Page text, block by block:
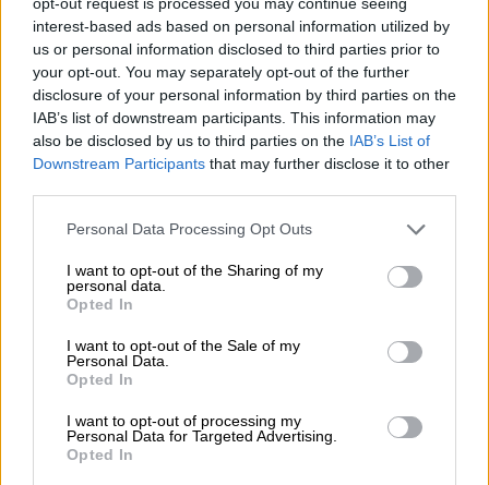
interest-based ads based on personal information utilized by
us or personal information disclosed to third parties prior to
your opt-out. You may separately opt-out of the further
disclosure of your personal information by third parties on the
IAB’s list of downstream participants. This information may
also be disclosed by us to third parties on the IAB’s List of
Downstream Participants that may further disclose it to other
Please note that this website/app uses one or more Google
not limited to your visit or usage behaviour. You may click to
grant or deny consent to Google and its third-party tags to
use your data for below specified purposes in below Google
consent section.
Personal Data Processing Opt Outs
I want to opt-out of the Sharing of my
personal data.
Opted In
I want to opt-out of the Sale of my
Personal Data.
Opted In
I want to opt-out of processing my
Personal Data for Targeted Advertising.
Opted In
τελικά επενέβη η φρουρά.
Ο Παύλος Πολάκης αρχικά πλησίασε προς το
μέρος του κ.Γεωργιάδηκαι του είπε: «την
Τρίτη που θα έρθω (εννοούσε στον
Αναπτυξιακό Νόμο) να φοράς τσίγκινο». Στη
συνέχεια ακολούθησε ο εξής διάλογος σε
πολύ έντονο ύφος:
ευρώ αν δεν πεις συγγνώμη»
υπόθεσή σου από το αρχείο»
Σε εκείνο το σημείο με τους δύο βουλευτές